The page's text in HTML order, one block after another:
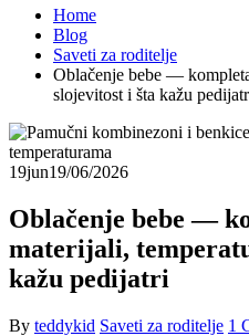
Home
Blog
Saveti za roditelje
Oblačenje bebe —
slojevitost i šta kažu
19jun19/06/2026
Oblačenje bebe —
materijali,
kažu pedijatri
By teddykid Saveti za roditelje 1